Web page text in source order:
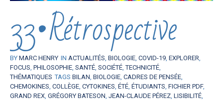
33•Rétrospective
BY MARC HENRY IN ACTUALITÉS, BIOLOGIE, COVID-19, EXPLORER,
FOCUS, PHILOSOPHIE, SANTÉ, SOCIÉTÉ,TECHNICITÉ,
THÉMATIQUES TAGS BILAN, BIOLOGIE, CADRES DE PENSÉE,
CHEMOKINES, COLLÈGE, CYTOKINES, ÉTÉ, ÉTUDIANTS, FICHIER PDF,
GRAND REX, GRÉGORY BATESON, JEAN-CLAUDE PÉREZ, LISIBILITÉ,